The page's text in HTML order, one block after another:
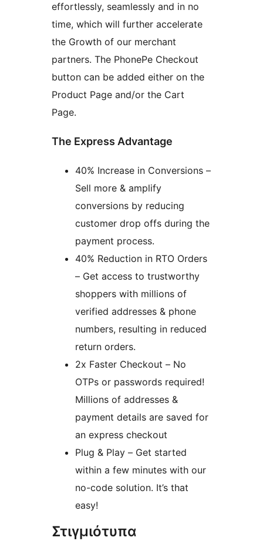
effortlessly, seamlessly and in no
time, which will further accelerate
the Growth of our merchant
partners. The PhonePe Checkout
button can be added either on the
Product Page and/or the Cart
Page.
The Express Advantage
40% Increase in Conversions –
Sell more & amplify
conversions by reducing
customer drop offs during the
payment process.
40% Reduction in RTO Orders
– Get access to trustworthy
shoppers with millions of
verified addresses & phone
numbers, resulting in reduced
return orders.
2x Faster Checkout – No
OTPs or passwords required!
Millions of addresses &
payment details are saved for
an express checkout
Plug & Play – Get started
within a few minutes with our
no-code solution. It’s that
easy!
Στιγμιότυπα